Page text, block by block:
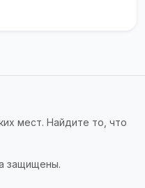
мест. Найдите то, что
защищены.